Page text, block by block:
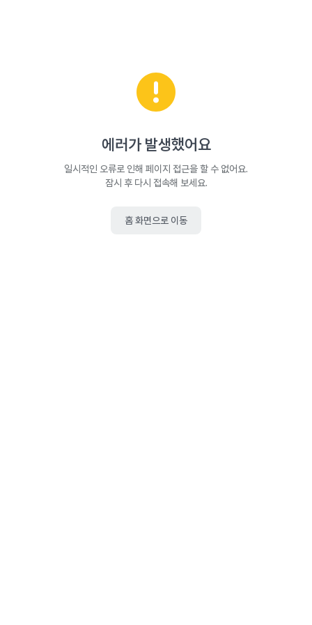
에러가 발생했어요
일시적인 오류로 인해 페이지 접근을 할 수 없어요.
잠시 후 다시 접속해 보세요.
홈 화면으로 이동